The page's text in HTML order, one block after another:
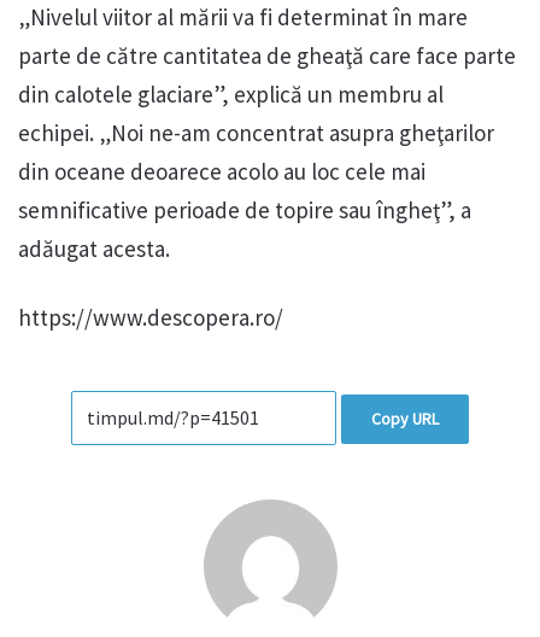
„Nivelul viitor al mării va fi determinat în mare
parte de către cantitatea de gheaţă care face parte
din calotele glaciare”, explică un membru al
echipei. „Noi ne-am concentrat asupra gheţarilor
din oceane deoarece acolo au loc cele mai
semnificative perioade de topire sau îngheţ”, a
adăugat acesta.
https://www.descopera.ro/
Copy URL